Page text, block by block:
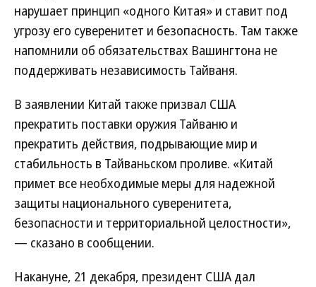
нарушает принцип «одного Китая» и ставит под
угрозу его суверенитет и безопасность. Там также
напомнили об обязательствах Вашингтона не
поддерживать независимость Тайваня.
В заявлении Китай также призвал США
прекратить поставки оружия Тайваню и
прекратить действия, подрывающие мир и
стабильность в Тайваньском проливе. «Китай
примет все необходимые меры для надежной
защиты национального суверенитета,
безопасности и территориальной целостности»,
— сказано в сообщении.
Накануне, 21 декабря, президент США дал